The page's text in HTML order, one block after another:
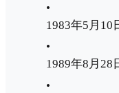
•
1983年5月10
•
1989年8月28
•